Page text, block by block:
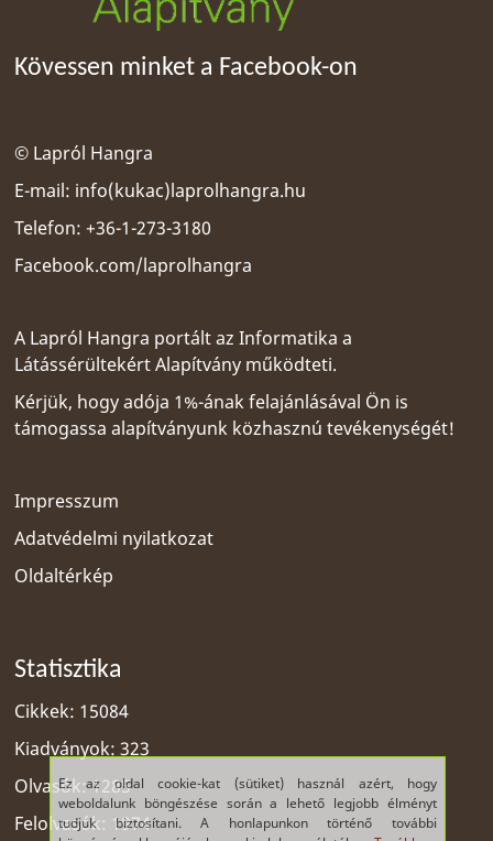
Ez az oldal cookie-kat (sütiket) használ azért, hogy
weboldalunk böngészése során a lehető legjobb élményt
tudjuk biztosítani. A honlapunkon történő további
Kövessen minket a Facebook-on
© Lapról Hangra
E-mail: info(kukac)laprolhangra.hu
Telefon: +36-1-273-3180
Facebook.com/laprolhangra
A Lapról Hangra portált azInformatika a
Látássérültekért Alapítvány működteti.
Kérjük, hogy adója 1%-ának felajánlásával Ön is
támogassa alapítványunk közhasznú tevékenységét!
Impresszum
Adatvédelmi nyilatkozat
Oldaltérkép
Statisztika
Cikkek: 15084
Kiadványok: 323
Olvasók: 1285
Felolvasók: 1974